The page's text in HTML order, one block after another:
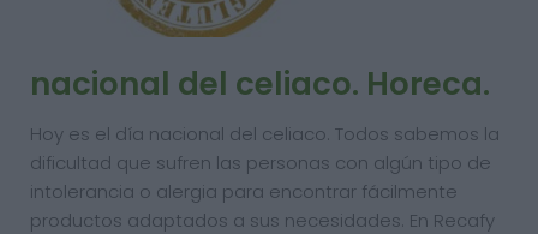
nacional del celiaco. Horeca.
Hoy es el día nacional del celiaco. Todos sabemos la
dificultad que sufren las personas con algún tipo de
intolerancia o alergia para encontrar fácilmente
productos adaptados a sus necesidades. En Recafy